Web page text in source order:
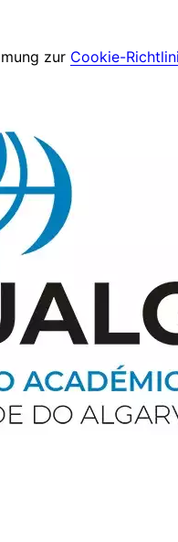
zur Cookie-